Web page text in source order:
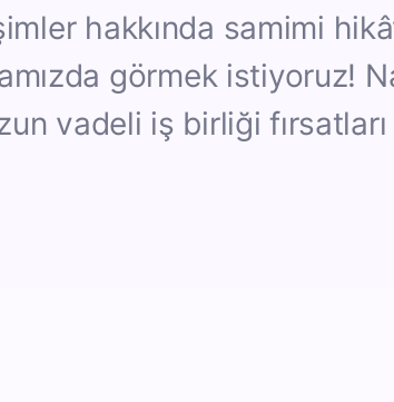
hakkında samimi
görmek istiyoruz!
vadeli iş birliği